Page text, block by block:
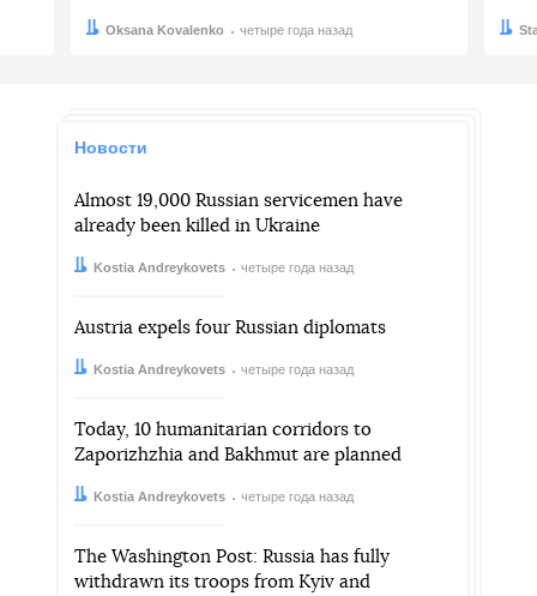
Автор:
Oksana Kovalenko
Дата: четыре года назад Дата:
Новости
Almost 19,000 Russian servicemen have
already been killed in Ukraine
Автор:Kostia Andreykovets
Дата: четыре года назад
Austria expels four Russian diplomats
Автор:Kostia Andreykovets
Дата: четыре года назад
Today, 10 humanitarian corridors to
Zaporizhzhia and Bakhmut are planned
Автор:Kostia Andreykovets
Дата: четыре года назад
The Washington Post: Russia has fully
withdrawn its troops from Kyiv and